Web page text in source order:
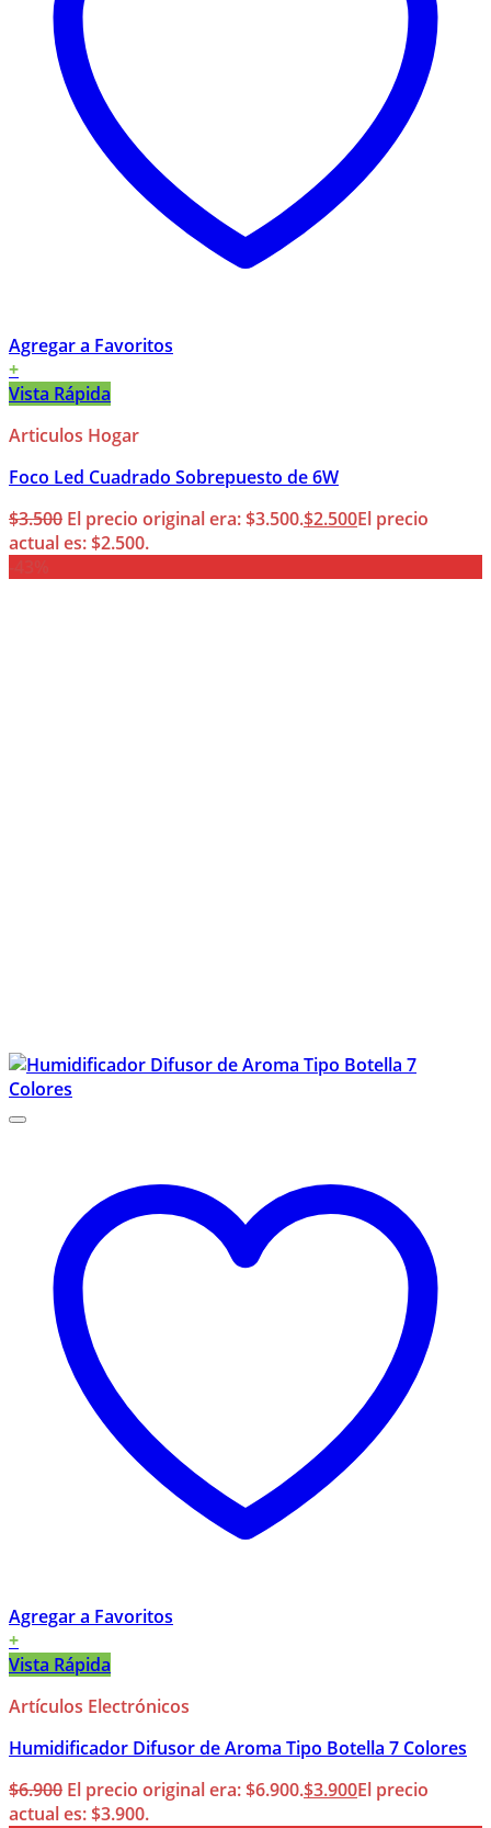
Agregar a Favoritos
+
Vista Rápida
Articulos Hogar
Foco Led Cuadrado Sobrepuesto de 6W
$3.500 El precio original era: $3.500.$2.500El precio
actual es: $2.500.
Agregar a Favoritos
+
Vista Rápida
Artículos Electrónicos
Humidificador Difusor de Aroma Tipo Botella 7 Colores
$6.900 El precio original era: $6.900.$3.900El precio
actual es: $3.900.